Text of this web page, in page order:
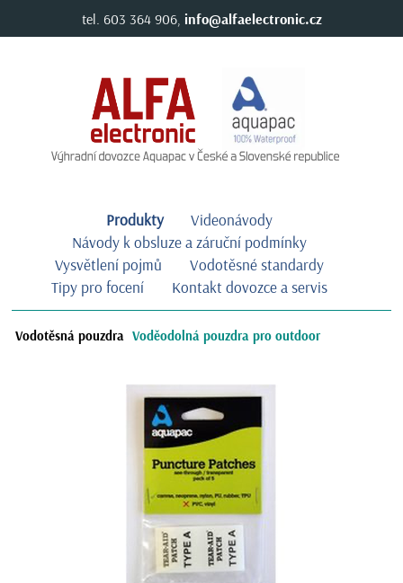
tel. 603 364 906, info@alfaelectronic.cz
Produkty
Videonávody
Návody k obsluze a záruční podmínky
Vysvětlení pojmů
Vodotěsné standardy
Tipy pro focení
Kontakt dovozce a servis
Vodotěsná pouzdra Voděodolná pouzdra pro outdoor